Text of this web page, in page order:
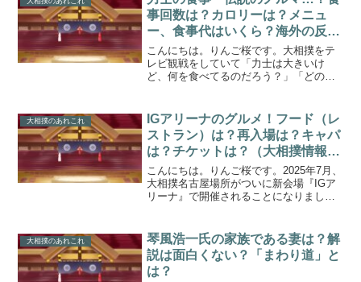
事回数は？カロリーは？メニュ
ー、食事代はいくら？海外の反応
は？
こんにちは。りんご桜です。大相撲をテ
レビ観戦をしていて「力士は大きいけ
ど、何を食べてるのだろう？」「どのく
YouTubeで力士のちゃんこを食べている
動画が人気だったり、た...
大相撲のあれこれ
IGアリーナのグルメ！フード（レ
ストラン）は？再入場は？キャパ
は？チケットは？（大相撲情報
も！）
こんにちは。りんご桜です。2025年7月、
大相撲名古屋場所がついに新会場『IGア
リーナ』で開催されることになりまし
の移転ということで、相撲ファンの期待
と不安が入り混じっ...
大相撲のあれこれ
琴風浩一氏の家族である妻は？解
説は面白くない？「まわり道」と
は？